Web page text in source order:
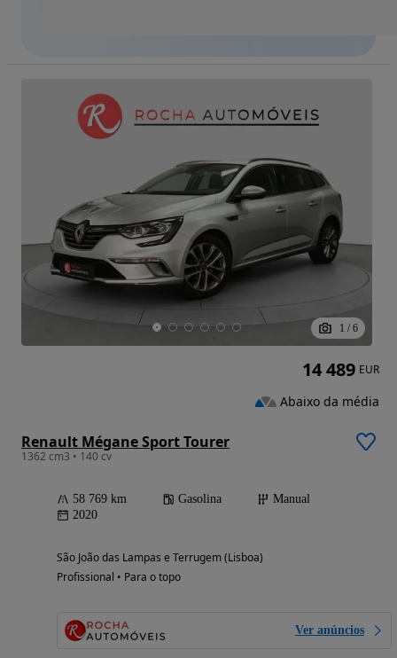
1 / 6
Renault Mégane Sport Tourer
1362 cm3 • 140 cv
58 769 km Gasolina
Manual
2020
São João das Lampas e Terrugem (Lisboa)
Profissional • Para o topo
Ver anúncios
14 489 EUR
Abaixo da média